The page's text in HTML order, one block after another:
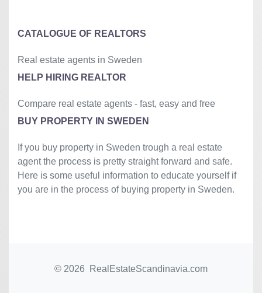
CATALOGUE OF REALTORS
Real estate agents in Sweden
HELP HIRING REALTOR
Compare real estate agents - fast, easy and free
BUY PROPERTY IN SWEDEN
If you buy property in Sweden trough a real estate
agent the process is pretty straight forward and safe.
Here is some useful information to educate yourself if
you are in the process of buying property in Sweden.
© 2026 RealEstateScandinavia.com